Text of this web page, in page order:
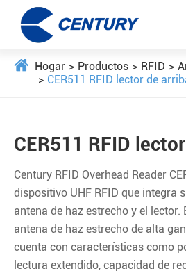
Hogar Productos RFID
CER511 RFID lector de
CER511 RFID
Century RFID Overhead Reader
dispositivo UHF RFID que integra
antena de haz estrecho y el lector.
antena de haz estrecho de alta
cuenta con características como
lectura extendido, capacidad de